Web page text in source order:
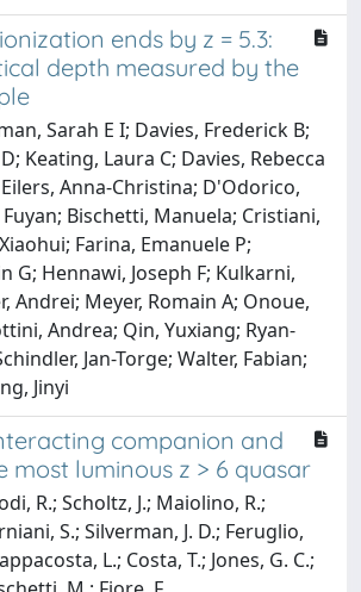
ends by z = 5.3:
depth measured by the
Sarah E I; Davies, Frederick B;
Keating, Laura C; Davies, Rebecca
Anna-Christina; D'Odorico,
Bischetti, Manuela; Cristiani,
Farina, Emanuele P;
G; Hennawi, Joseph F; Kulkarni,
Andrei; Meyer, Romain A; Onoue,
Andrea; Qin, Yuxiang; Ryan-
Jan-Torge; Walter, Fabian;
Jinyi
companion and
most luminous z > 6 quasar
R.; Scholtz, J.; Maiolino, R.;
S.; Silverman, J. D.; Feruglio,
L.; Costa, T.; Jones, G. C.;